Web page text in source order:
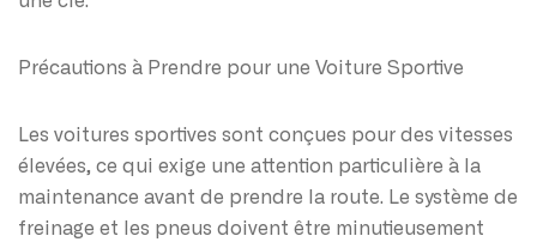
Précautions à Prendre pour une Voiture Sportive
Les voitures sportives sont conçues pour des vitesses
élevées, ce qui exige une attention particulière à la
maintenance avant de prendre la route. Le système de
freinage et les pneus doivent être minutieusement